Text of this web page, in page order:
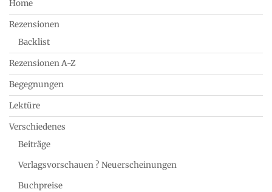
Home
Rezensionen
Backlist
Rezensionen A-Z
Begegnungen
Lektüre
Verschiedenes
Beiträge
Verlagsvorschauen ? Neuerscheinungen
Buchpreise